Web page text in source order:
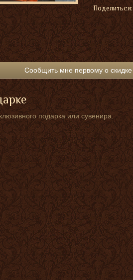
Поделиться:
Сообщить мне первому о скидке
подарка или сувенира.